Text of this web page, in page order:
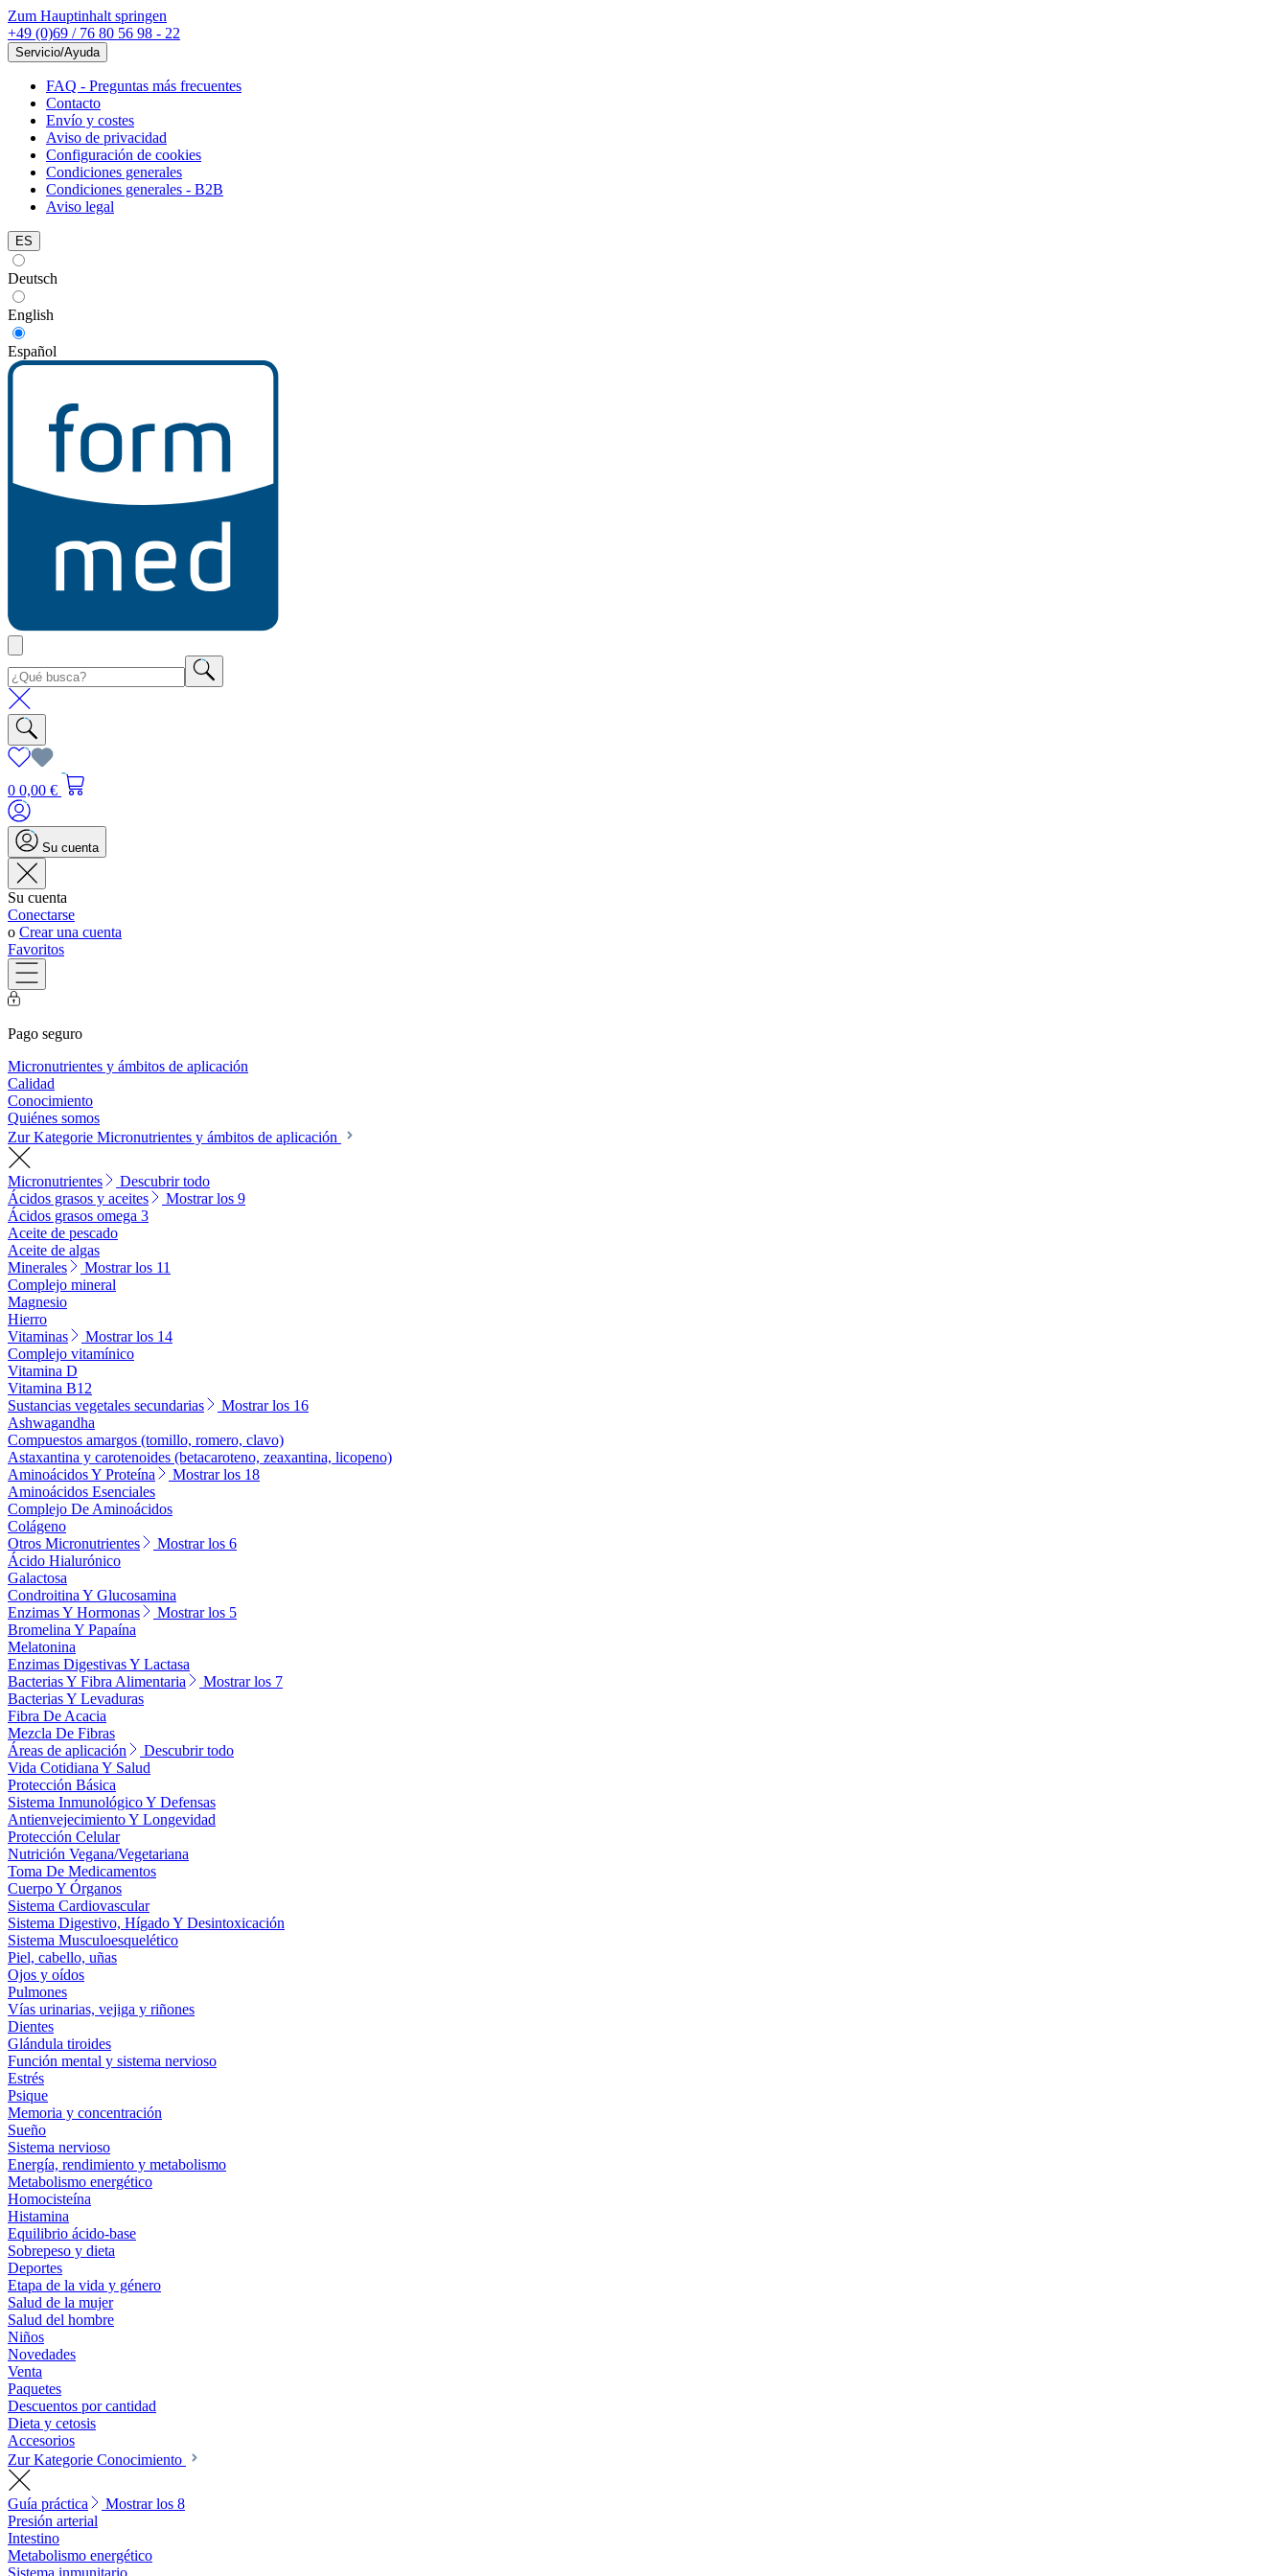
Zum Hauptinhalt springen
+49 (0)69 / 76 80 56 98 - 22
Servicio/Ayuda
FAQ - Preguntas más frecuentes
Contacto
Envío y costes
Aviso de privacidad
Configuración de cookies
Condiciones generales
Condiciones generales - B2B
Aviso legal
ES
Deutsch
English
Español
0 0,00 €
Su cuenta
Su cuenta
Conectarse
o Crear una cuenta
Favoritos
Pago seguro
Micronutrientes y ámbitos de aplicación
Calidad
Conocimiento
Quiénes somos
Zur Kategorie Micronutrientes y ámbitos de aplicación
Micronutrientes
Descubrir todo
Ácidos grasos y aceites
Mostrar los 9
Ácidos grasos omega 3
Aceite de pescado
Aceite de algas
Minerales
Mostrar los 11
Complejo mineral
Magnesio
Hierro
Vitaminas
Mostrar los 14
Complejo vitamínico
Vitamina D
Vitamina B12
Sustancias vegetales secundarias
Mostrar los 16
Ashwagandha
Compuestos amargos (tomillo, romero, clavo)
Astaxantina y carotenoides (betacaroteno, zeaxantina, licopeno)
Aminoácidos Y Proteína
Mostrar los 18
Aminoácidos Esenciales
Complejo De Aminoácidos
Colágeno
Otros Micronutrientes
Mostrar los 6
Ácido Hialurónico
Galactosa
Condroitina Y Glucosamina
Enzimas Y Hormonas
Mostrar los 5
Bromelina Y Papaína
Melatonina
Enzimas Digestivas Y Lactasa
Bacterias Y Fibra Alimentaria
Mostrar los 7
Bacterias Y Levaduras
Fibra De Acacia
Mezcla De Fibras
Áreas de aplicación
Descubrir todo
Vida Cotidiana Y Salud
Protección Básica
Sistema Inmunológico Y Defensas
Antienvejecimiento Y Longevidad
Protección Celular
Nutrición Vegana/Vegetariana
Toma De Medicamentos
Cuerpo Y Órganos
Sistema Cardiovascular
Sistema Digestivo, Hígado Y Desintoxicación
Sistema Musculoesquelético
Piel, cabello, uñas
Ojos y oídos
Pulmones
Vías urinarias, vejiga y riñones
Dientes
Glándula tiroides
Función mental y sistema nervioso
Estrés
Psique
Memoria y concentración
Sueño
Sistema nervioso
Energía, rendimiento y metabolismo
Metabolismo energético
Homocisteína
Histamina
Equilibrio ácido-base
Sobrepeso y dieta
Deportes
Etapa de la vida y género
Salud de la mujer
Salud del hombre
Niños
Novedades
Venta
Paquetes
Descuentos por cantidad
Dieta y cetosis
Accesorios
Zur Kategorie Conocimiento
Guía práctica
Mostrar los 8
Presión arterial
Intestino
Metabolismo energético